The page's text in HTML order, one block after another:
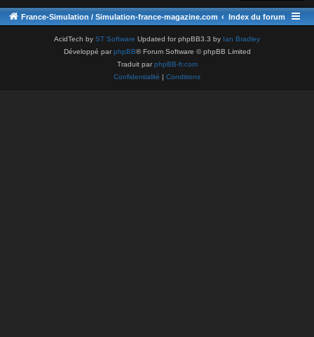
France-Simulation / Simulation-france-magazine.com Index du forum
AcidTech by ST Software Updated for phpBB3.3 by Ian Bradley
Développé parphpBB® Forum Software © phpBB Limited
Traduit parphpBB-fr.com
Confidentialité | Conditions